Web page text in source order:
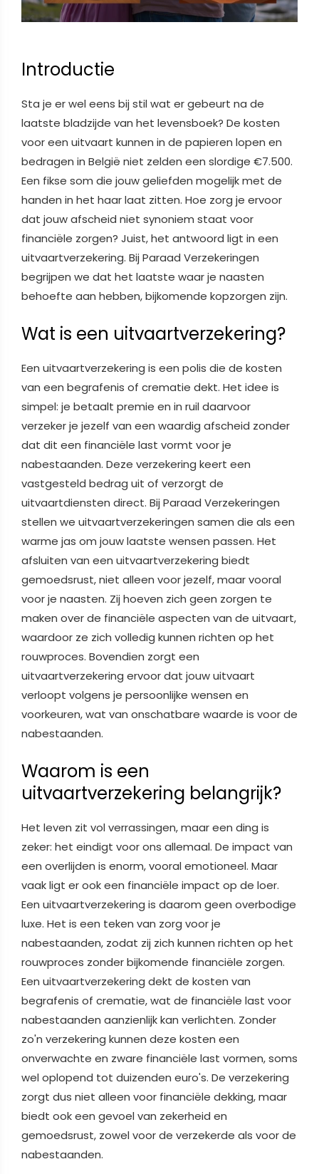
Introductie
Sta je er wel eens bij stil wat er gebeurt na de
laatste bladzijde van het levensboek? De kosten
voor een uitvaart kunnen in de papieren lopen en
bedragen in België niet zelden een slordige €7.500.
Een fikse som die jouw geliefden mogelijk met de
handen in het haar laat zitten. Hoe zorg je ervoor
dat jouw afscheid niet synoniem staat voor
financiële zorgen? Juist, het antwoord ligt in een
uitvaartverzekering. Bij Paraad Verzekeringen
begrijpen we dat het laatste waar je naasten
behoefte aan hebben, bijkomende kopzorgen zijn.
Wat is een uitvaartverzekering?
Een uitvaartverzekering is een polis die de kosten
van een begrafenis of crematie dekt. Het idee is
simpel: je betaalt premie en in ruil daarvoor
verzeker je jezelf van een waardig afscheid zonder
dat dit een financiële last vormt voor je
nabestaanden. Deze verzekering keert een
vastgesteld bedrag uit of verzorgt de
uitvaartdiensten direct. Bij Paraad Verzekeringen
stellen we uitvaartverzekeringen samen die als een
warme jas om jouw laatste wensen passen. Het
afsluiten van een uitvaartverzekering biedt
gemoedsrust, niet alleen voor jezelf, maar vooral
voor je naasten. Zij hoeven zich geen zorgen te
maken over de financiële aspecten van de uitvaart,
waardoor ze zich volledig kunnen richten op het
rouwproces. Bovendien zorgt een
uitvaartverzekering ervoor dat jouw uitvaart
verloopt volgens je persoonlijke wensen en
voorkeuren, wat van onschatbare waarde is voor de
nabestaanden.
Waarom is een
uitvaartverzekering belangrijk?
Het leven zit vol verrassingen, maar een ding is
zeker: het eindigt voor ons allemaal. De impact van
een overlijden is enorm, vooral emotioneel. Maar
vaak ligt er ook een financiële impact op de loer.
Een uitvaartverzekering is daarom geen overbodige
luxe. Het is een teken van zorg voor je
nabestaanden, zodat zij zich kunnen richten op het
rouwproces zonder bijkomende financiële zorgen.
Een uitvaartverzekering dekt de kosten van
begrafenis of crematie, wat de financiële last voor
nabestaanden aanzienlijk kan verlichten. Zonder
zo'n verzekering kunnen deze kosten een
onverwachte en zware financiële last vormen, soms
wel oplopend tot duizenden euro's. De verzekering
zorgt dus niet alleen voor financiële dekking, maar
biedt ook een gevoel van zekerheid en
gemoedsrust, zowel voor de verzekerde als voor de
nabestaanden.